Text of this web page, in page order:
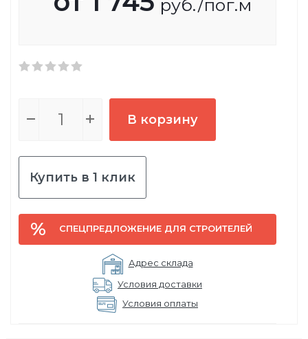
руб./пог.м
В корзину
Купить в 1 клик
СПЕЦПРЕДЛОЖЕНИЕ ДЛЯ СТРОИТЕЛЕЙ
Адрес склада
Условия доставки
Условия оплаты